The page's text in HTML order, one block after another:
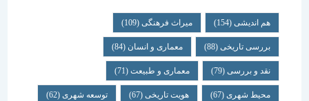
هم اندیشی (154) میراث فرهنگی (109)
بررسی تاریخی (88) معماری و انسان (84)
نقد و بررسی (79) معماری و طبیعت (71)
محیط شهری(67) هویت تاریخی(67) توسعه شهری(62)